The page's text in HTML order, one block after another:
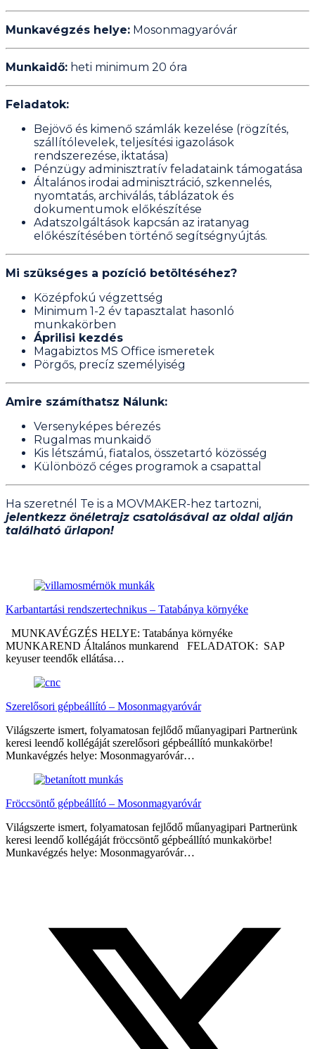
Munkavégzés helye: Mosonmagyaróvár
Munkaidő: heti minimum 20 óra
Feladatok:
Bejövő és kimenő számlák kezelése (rögzítés,
szállítólevelek, teljesítési igazolások
rendszerezése, iktatása)
Pénzügy adminisztratív feladataink támogatása
Általános irodai adminisztráció, szkennelés,
nyomtatás, archiválás, táblázatok és
dokumentumok előkészítése
Adatszolgáltások kapcsán az iratanyag
előkészítésében történő segítségnyújtás.
Mi szükséges a pozíció betöltéséhez?
Középfokú végzettség
Minimum 1-2 év tapasztalat hasonló
munkakörben
Áprilisi kezdés
Magabiztos MS Office ismeretek
Pörgős, precíz személyiség
Amire számíthatsz Nálunk:
Versenyképes bérezés
Rugalmas munkaidő
Kis létszámú, fiatalos, összetartó közösség
Különböző céges programok a csapattal
Ha szeretnél Te is a MOVMAKER-hez tartozni,
jelentkezz önéletrajz csatolásával az oldal alján
található űrlapon!
Karbantartási rendszertechnikus – Tatabánya környéke
MUNKAVÉGZÉS HELYE: Tatabánya környéke
MUNKAREND Általános munkarend FELADATOK: SAP
keyuser teendők ellátása…
Szerelősori gépbeállító – Mosonmagyaróvár
Világszerte ismert, folyamatosan fejlődő műanyagipari Partnerünk
keresi leendő kollégáját szerelősori gépbeállító munkakörbe!
Munkavégzés helye: Mosonmagyaróvár…
Fröccsöntő gépbeállító – Mosonmagyaróvár
Világszerte ismert, folyamatosan fejlődő műanyagipari Partnerünk
keresi leendő kollégáját fröccsöntő gépbeállító munkakörbe!
Munkavégzés helye: Mosonmagyaróvár…